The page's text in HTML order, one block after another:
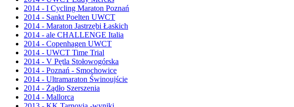
2014 - I Cycling Maraton Poznań
2014 - Sankt Poelten UWCT
2014 - Maraton Jastrzębi Łaskich
2014 - ale CHALLENGE Italia
2014 - Copenhagen UWCT
2014 - UWCT Time Trial
2014 - V Pętla Stołowogórska
2014 - Poznań - Smochowice
2014 - Ultramaraton Świnoujście
2014 - Żądło Szerszenia
2014 - Mallorca